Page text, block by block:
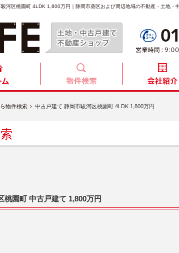
河区桃園町 4LDK 1,800万円｜静岡市葵区および周辺地域の不動産・土地・
物件検索 中古戸建て 静岡市駿河区桃園町 4LDK 1,800万円
桃園町 中古戸建て 1,800万円